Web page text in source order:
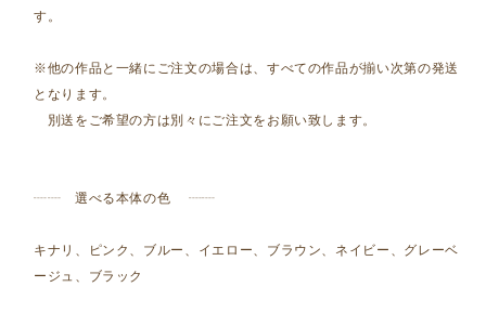
す。
※他の作品と一緒にご注文の場合は、すべての作品が揃い次第の発送
となります。
別送をご希望の方は別々にご注文をお願い致します。
┈┈ 選べる本体の色 ┈┈
キナリ、ピンク、ブルー、イエロー、ブラウン、ネイビー、グレーベ
ージュ、ブラック